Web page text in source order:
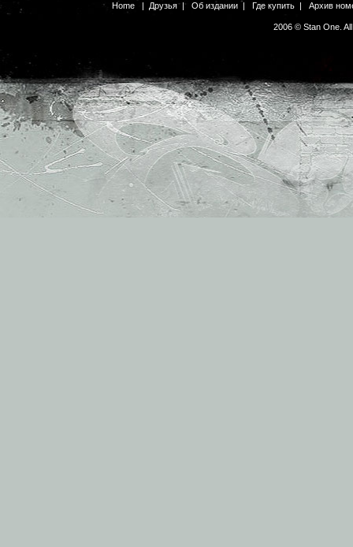
Home | Друзья| Об издании | Где купить | Архив
2006 © Stan One.